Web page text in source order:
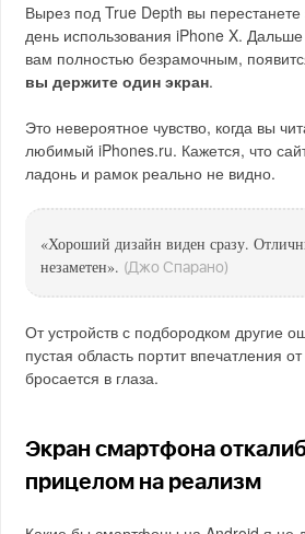
Вырез под True Depth вы перестанете
день использования iPhone X. Дальше
вам полностью безрамочным,
вы держите один экран.
Это невероятное чувство, когда вы
любимый iPhones.ru. Кажется, что
ладонь и рамок реально не видно.
«Хороший дизайн виден сразу.
незаметен». (Джо Спарано)
От устройств с подбородком другие
пустая область портит впечатления
бросается в глаза.
Экран смартфона
прицелом на реализм